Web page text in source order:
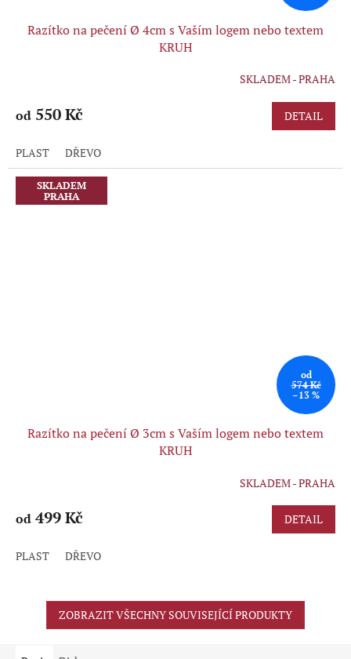
Razítko na pečení Ø 4cm s Vaším logem nebo textem
KRUH
produktu
z
5
hvězdiček.
SKLADEM - PRAHA
od 550 Kč DETAIL
PLAST DŘEVO
SKLADEM
PRAHA
od
574 Kč
–13 %
Razítko na pečení Ø 3cm s Vaším logem nebo textem
KRUH
produktu
z
SKLADEM - PRAHA
od 499 Kč DETAIL
PLAST DŘEVO
ZOBRAZIT VŠECHNY SOUVISEJÍCÍ PRODUKTY